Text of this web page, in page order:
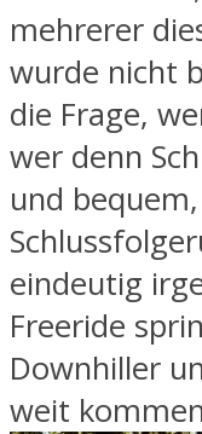
mehrerer
wurde nicht
die Frage,
wer denn
und
eindeutig
Freeride
Downhiller
weit